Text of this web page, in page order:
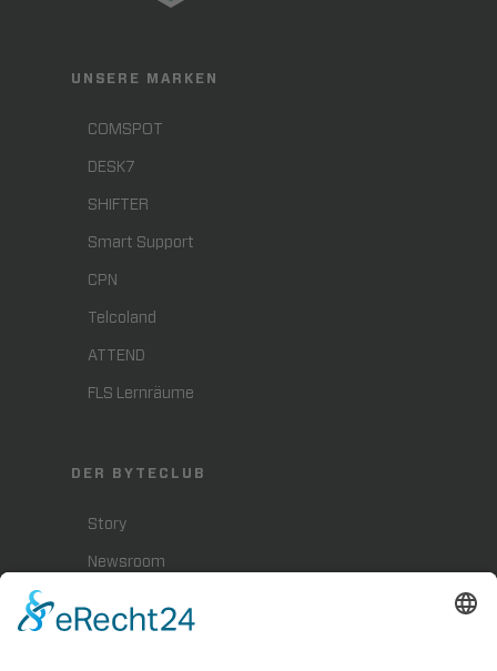
UNSERE MARKEN
COMSPOT
DESK7
SHIFTER
Smart Support
CPN
Telcoland
ATTEND
FLS Lernräume
DER BYTECLUB
Story
Newsroom
Karriere